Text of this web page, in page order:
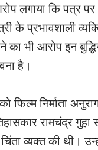
लगाया कि पत्र
के प्रभावशाली
का भी आरोप इन
है।
फिल्म निर्माता
रामचंद्र गुहा
व्यक्त की थी।